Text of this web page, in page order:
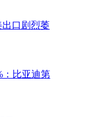
出口剧烈萎
：比亚迪第